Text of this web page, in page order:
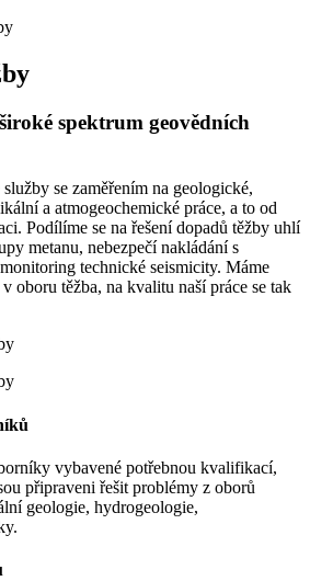
spektrum geovědních
se zaměřením na geologické,
a atmogeochemické práce, a to od
Podílíme se na řešení dopadů těžby uhlí
metanu, nebezpečí nakládání s
technické seismicity. Máme
oboru těžba, na kvalitu naší práce se tak
vybavené potřebnou kvalifikací,
připraveni řešit problémy z oborů
geologie, hydrogeologie,